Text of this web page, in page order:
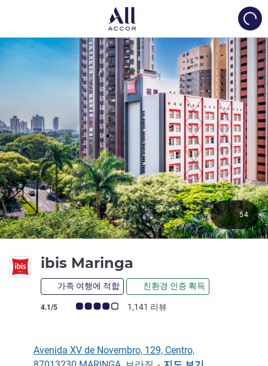
ibis Maringa
가족 여행에 적합 친환경 인증 획득
고객 평점 (ALL 평가)
4.1/5 1,141 리뷰
54
Avenida XV de Novembro, 129, Centro,